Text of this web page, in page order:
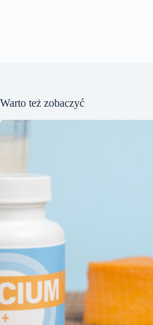
Warto też zobaczyć